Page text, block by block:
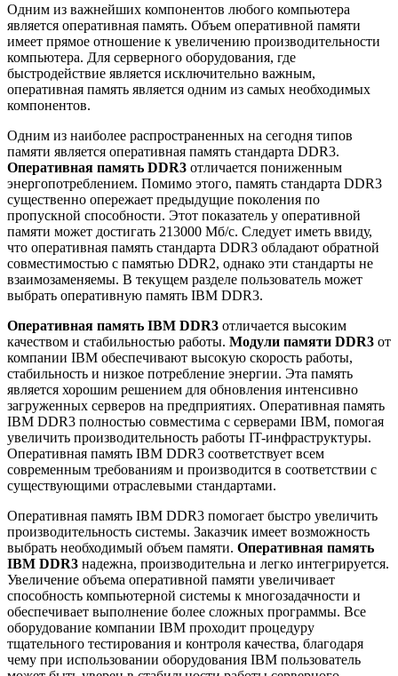
Одним из важнейших компонентов любого компьютера
является оперативная память. Объем оперативной памяти
имеет прямое отношение к увеличению производительности
компьютера. Для серверного оборудования, где
быстродействие является исключительно важным,
оперативная память является одним из самых необходимых
компонентов.
Одним из наиболее распространенных на сегодня типов
памяти является оперативная память стандарта DDR3.
Оперативная память DDR3 отличается пониженным
энергопотреблением. Помимо этого, память стандарта DDR3
существенно опережает предыдущие поколения по
пропускной способности. Этот показатель у оперативной
памяти может достигать 213000 Мб/с. Следует иметь ввиду,
что оперативная память стандарта DDR3 обладают обратной
совместимостью с памятью DDR2, однако эти стандарты не
взаимозаменяемы. В текущем разделе пользователь может
выбрать оперативную память IBM DDR3.
Оперативная память IBM DDR3 отличается высоким
качеством и стабильностью работы. Модули памяти DDR3 от
компании IBM обеспечивают высокую скорость работы,
стабильность и низкое потребление энергии. Эта память
является хорошим решением для обновления интенсивно
загруженных серверов на предприятиях. Оперативная память
IBM DDR3 полностью совместима с серверами IBM, помогая
увеличить производительность работы IT-инфраструктуры.
Оперативная память IBM DDR3 соответствует всем
современным требованиям и производится в соответствии с
существующими отраслевыми стандартами.
Оперативная память IBM DDR3 помогает быстро увеличить
производительность системы. Заказчик имеет возможность
выбрать необходимый объем памяти. Оперативная память
IBM DDR3 надежна, производительна и легко интегрируется.
Увеличение объема оперативной памяти увеличивает
способность компьютерной системы к многозадачности и
обеспечивает выполнение более сложных программы. Все
оборудование компании IBM проходит процедуру
тщательного тестирования и контроля качества, благодаря
чему при использовании оборудования IBM пользователь